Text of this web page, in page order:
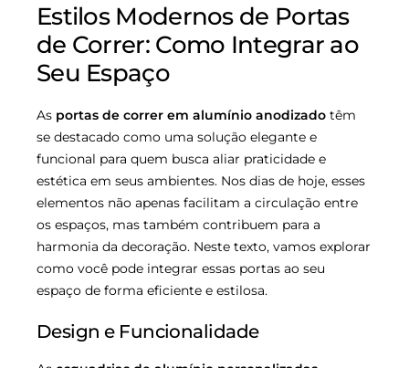
Estilos Modernos de Portas
de Correr: Como Integrar ao
Seu Espaço
As portas de correr em alumínio anodizado têm
se destacado como uma solução elegante e
funcional para quem busca aliar praticidade e
estética em seus ambientes. Nos dias de hoje, esses
elementos não apenas facilitam a circulação entre
os espaços, mas também contribuem para a
harmonia da decoração. Neste texto, vamos explorar
como você pode integrar essas portas ao seu
espaço de forma eficiente e estilosa.
Design e Funcionalidade